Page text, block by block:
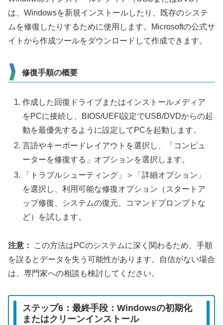
は、Windowsを新規インストールしたり、既存のシステ
ムを修復したりするために使用します。Microsoftの公式サ
イトから作成ツールをダウンロードして作成できます。
修復手順の概要
作成した回復ドライブまたはインストールメディア
をPCに接続し、BIOS/UEFI設定でUSB/DVDからの起
動を最優先するように設定してPCを起動します。
言語やキーボードレイアウトを選択し、「コンピュ
ーターを修復する」オプションを選択します。
「トラブルシューティング」＞「詳細オプション」
を選択し、利用可能な修復オプション（スタートア
ップ修復、システムの復元、コマンドプロンプトな
ど）を試します。
注意：
この方法はPCのシステムに深く関わるため、手順
を誤るとデータを失う可能性があります。自信がない場合
は、専門家への相談も検討してください。
ステップ6：最終手段：Windowsの初期化
またはクリーンインストール